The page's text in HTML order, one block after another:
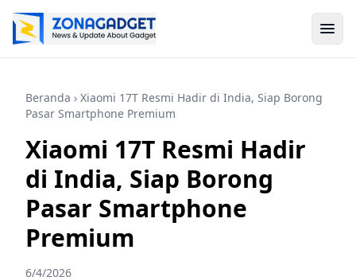
Beranda › Xiaomi 17T Resmi Hadir di India, Siap Borong
Pasar Smartphone Premium
Xiaomi 17T Resmi Hadir
di India, Siap Borong
Pasar Smartphone
Premium
6/4/2026